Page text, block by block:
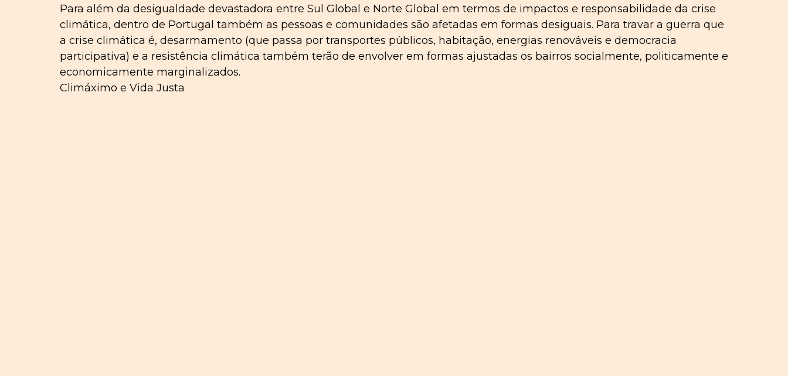
Para além da desigualdade devastadora entre Sul Global e Norte Global em termos de impactos e responsabilidade da crise
climática, dentro de Portugal também as pessoas e comunidades são afetadas em formas desiguais. Para travar a guerra que
a crise climática é, desarmamento (que passa por transportes públicos, habitação, energias renováveis e democracia
participativa) e a resistência climática também terão de envolver em formas ajustadas os bairros socialmente, politicamente e
economicamente marginalizados.
Climáximo e Vida Justa